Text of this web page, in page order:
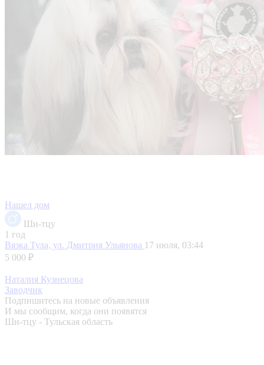
Нашел дом
Ши-тцу
1 год
Вязка Тула, ул. Дмитрия Ульянова 17 июля, 03:44
5 000 ₽
Наталия Кузнецова
Заводчик
Подпишитесь на новые объявления
И мы сообщим, когда они появятся
Ши-тцу - Тульская область